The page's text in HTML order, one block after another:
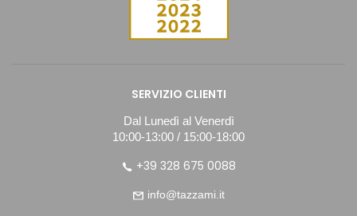
SERVIZIO CLIENTI
Dal Lunedì al Venerdì
10:00-13:00 / 15:00-18:00
+39 328 675 0088
info@tazzami.it